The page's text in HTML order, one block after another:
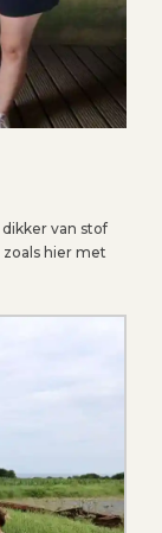
van stof
hier met